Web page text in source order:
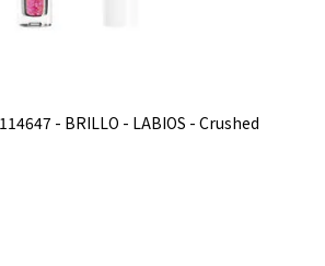
- BRILLO - LABIOS - Crushed